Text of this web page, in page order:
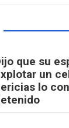
que su
un
lo